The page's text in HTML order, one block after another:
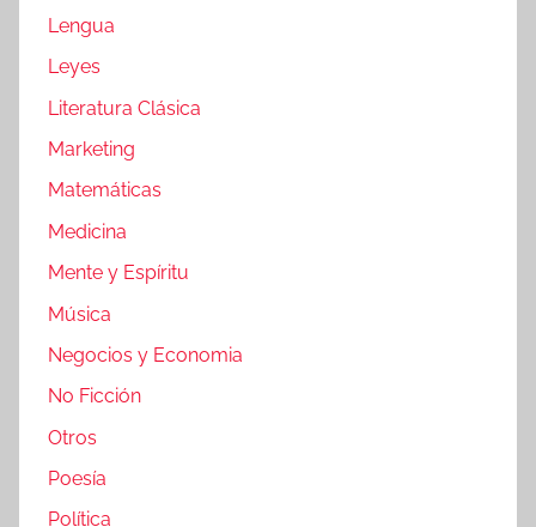
Lengua
Leyes
Literatura Clásica
Marketing
Matemáticas
Medicina
Mente y Espíritu
Música
Negocios y Economia
No Ficción
Otros
Poesía
Política